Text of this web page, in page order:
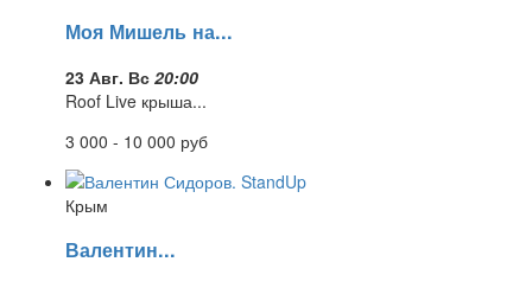
Моя Мишель на...
23 Авг. Вс 20:00
Roof Live крыша...
3 000 - 10 000 руб
Крым
Валентин...